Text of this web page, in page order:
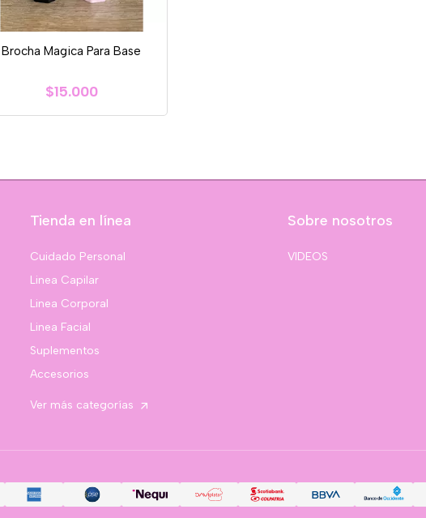
Brocha Magica Para Base
$15.000
Tienda en línea
Cuidado Personal
Linea Capilar
Linea Corporal
Linea Facial
Suplementos
Accesorios
Ver más categorías
Sobre nosotros
VIDEOS